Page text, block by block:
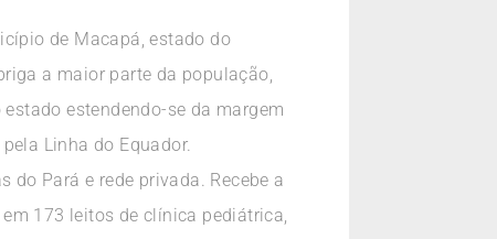
de Macapá, estado do
a maior parte da população,
estendendo-se da margem
Linha do Equador.
do Pará e rede privada. Recebe a
173 leitos de clínica pediátrica,